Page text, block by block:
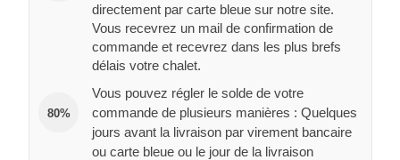
directement par carte bleue sur notre site.
Vous recevrez un mail de confirmation de
commande et recevrez dans les plus brefs
délais votre chalet.
80%
Vous pouvez régler le solde de votre
commande de plusieurs manières : Quelques
jours avant la livraison par virement bancaire
ou carte bleue ou le jour de la livraison